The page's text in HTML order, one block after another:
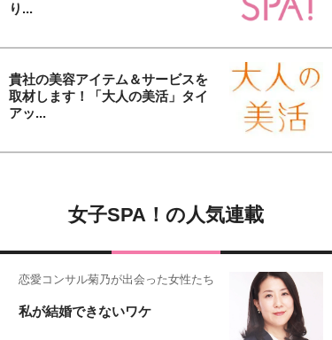
り...
貴社の美容アイテム＆サービスを
取材します！「大人の美活」タイ
アッ...
女子SPA！の人気連載
恋愛コンサル菊乃が出会った女性たち
私が結婚できないワケ